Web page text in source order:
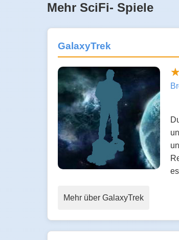
Mehr SciFi- Spiele
GalaxyTrek
Mehr über GalaxyTrek